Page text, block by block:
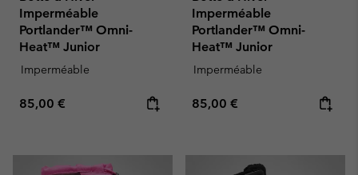
Imperméable
Portlander™ Omni-
Heat™ Junior
Imperméable
Regular price:
85,00 €
Imperméable
Portlander™ Omni-
Heat™ Junior
Imperméable
Regular price:
85,00 €